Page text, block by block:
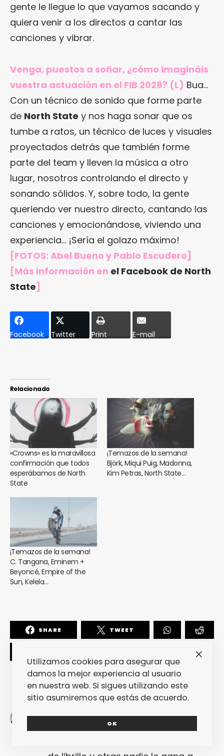
gente le llegue lo que vayamos sacando y
quiera venir a los directos a cantar las
canciones y vibrar.
Venga, puestos a soñar, ¿cómo imagináis
vuestra actuación en el FIB 2028? (L) Bua…
Con un técnico de sonido que forme parte
de North State y nos haga sonar que os
tumbe a ratos, un técnico de luces y visuales
proyectados detrás que también forme
parte del team y lleven la música a otro
lugar, nosotros controlando el directo y
sonando sólidos. Y, sobre todo, la gente
queriendo ver nuestro directo, cantando las
canciones y emocionándose, viviendo una
experiencia… ¡Sería el golazo máximo!
[FOTOS: Abel Bueno y Pablo Escudero]
[Más información en el Facebook de North
State]
Facebook Twitter Print E-mail
Relacionado
«Crowns» es la maravillosa
confirmación que todos
esperábamos de North
State
¡Temazos de la semana!
Björk, Miqui Puig, Madonna,
Kim Petras, North State…
¡Temazos de la semana!
C. Tangana, Eminem +
Beyoncé, Empire of the
Sun, Kelela…
SHARE TWEET
Raül De Tena
Dr. Jeckyll y Mr. Hide modernillo de
Utilizamos cookies para asegurar que
damos la mejor experiencia al usuario
en nuestra web. Si sigues utilizando este
sitio asumiremos que estás de acuerdo.
OK